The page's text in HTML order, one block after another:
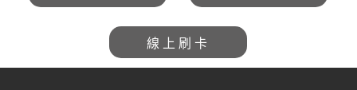
線上刷卡